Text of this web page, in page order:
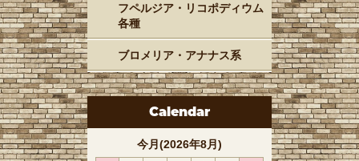
フペルジア・リコポディウム
各種
ブロメリア・アナナス系
Calendar
今月(2026年8月)